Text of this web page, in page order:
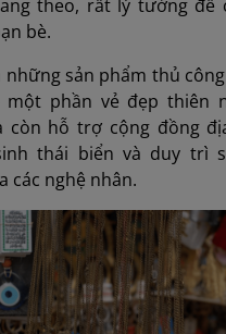
theo, rất lý tưởng để
bè.
những sản phẩm thủ
một phần vẻ đẹp thiên
còn hỗ trợ cộng đồng
thái biển và duy trì
các nghệ nhân.